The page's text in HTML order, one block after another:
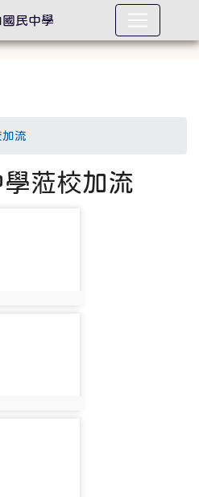
流
蒞校加流
民中學